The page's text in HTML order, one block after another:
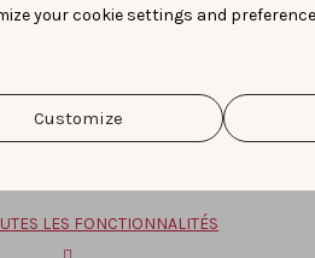
your cookie settings and
Customize
des opportunités de
LES FONCTIONNALITÉS